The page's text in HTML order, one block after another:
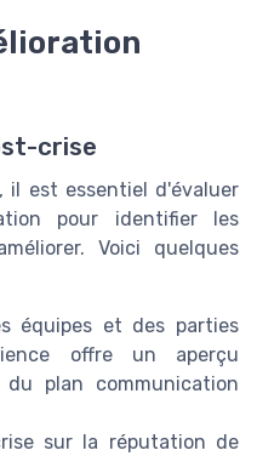
crise
il est essentiel d'évaluer
pour identifier les
Voici quelques
équipes et des parties
offre un aperçu
plan communication
sur la réputation de